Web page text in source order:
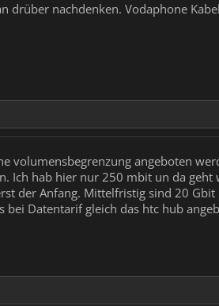
drüber nachdenken. Vodaphone
volumensbegrenzung angeboten
Ich hab hier nur 250 mbit un da geht
der Anfang. Mittelfristig sind 20
Datentarif gleich das htc hub